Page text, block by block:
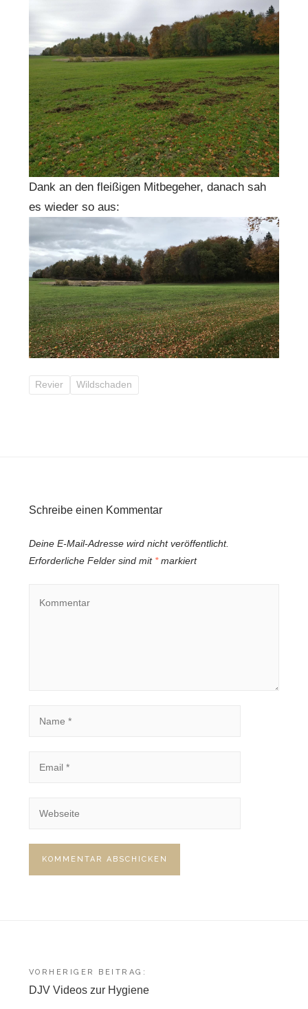
Dank an den fleißigen Mitbegeher, danach sah
es wieder so aus:
Revier Wildschaden
Schreibe einen Kommentar
Deine E-Mail-Adresse wird nicht veröffentlicht.
Erforderliche Felder sind mit *markiert
Beitragsnavigation
VORHERIGER BEITRAG:
DJV Videos zur Hygiene